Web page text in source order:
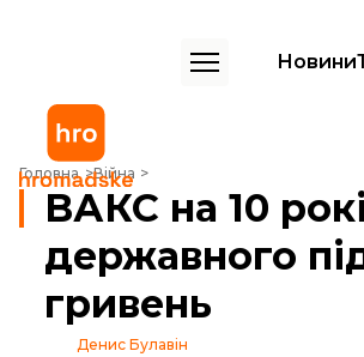
Новини
Головна Війна
ВАКС на 10 років ув'язнив ексдиректора
ВАКС на 10
державного
гривень
Денис Булавін